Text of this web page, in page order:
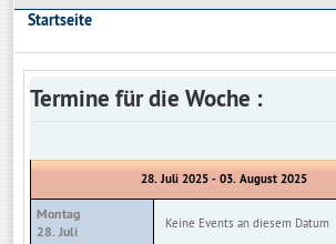
Startseite
Termine für die Woche :
28. Juli 2025 - 03. August 2025
Montag
28. Juli
Keine Events an diesem Datum